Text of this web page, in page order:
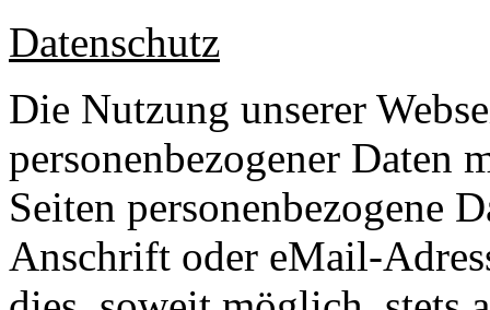
Datenschutz
Die Nutzung unserer
personenbezogener Daten
Seiten personenbezogene
Anschrift oder eMail-